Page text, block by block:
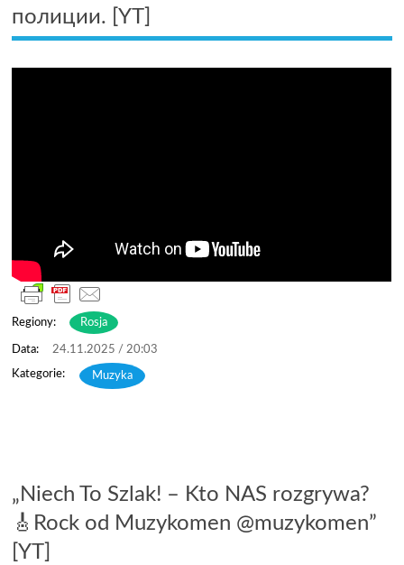
полиции. [YT]
Regiony: Rosja
24.11.2025 / 20:03
Muzyka
„Niech To Szlak! – Kto NAS rozgrywa?
🎸Rock od Muzykomen @muzykomen”
[YT]